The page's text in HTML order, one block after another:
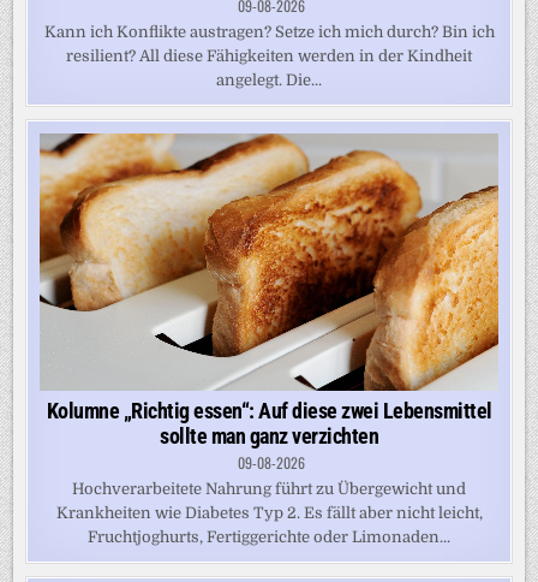
09-08-2026
Kann ich Konflikte austragen? Setze ich mich durch? Bin ich
resilient? All diese Fähigkeiten werden in der Kindheit
angelegt. Die...
Kolumne „Richtig essen“: Auf diese zwei Lebensmittel
sollte man ganz verzichten
09-08-2026
Hochverarbeitete Nahrung führt zu Übergewicht und
Krankheiten wie Diabetes Typ 2. Es fällt aber nicht leicht,
Fruchtjoghurts, Fertiggerichte oder Limonaden...